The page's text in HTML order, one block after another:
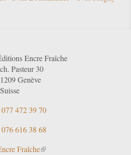
Encre Fraîche
Pasteur 30
Genève
077 472 39 70
076 616 38 68
Fraîche